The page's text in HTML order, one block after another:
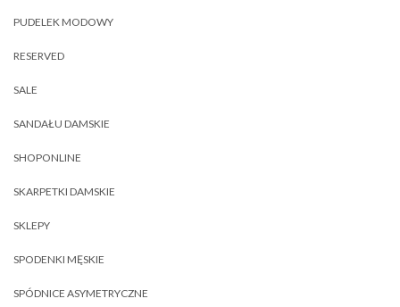
PUDELEK MODOWY
RESERVED
SALE
SANDAŁU DAMSKIE
SHOPONLINE
SKARPETKI DAMSKIE
SKLEPY
SPODENKI MĘSKIE
SPÓDNICE ASYMETRYCZNE